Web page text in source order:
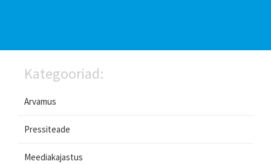
Kategooriad:
Arvamus
Pressiteade
Meediakajastus